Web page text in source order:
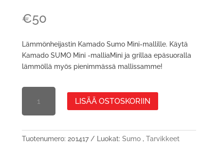
€50
Lämmönheijastin Kamado Sumo Mini-mallille. Käytä
Kamado SUMO Mini -malliaMini ja grillaa epäsuoralla
lämmöllä myös pienimmässä mallissamme!
VÄRMEDEFLEKTOR
MÄNGD
LISÄÄ OSTOSKORIIN
Tuotenumero: 201417 Luokat: Sumo , Tarvikkeet